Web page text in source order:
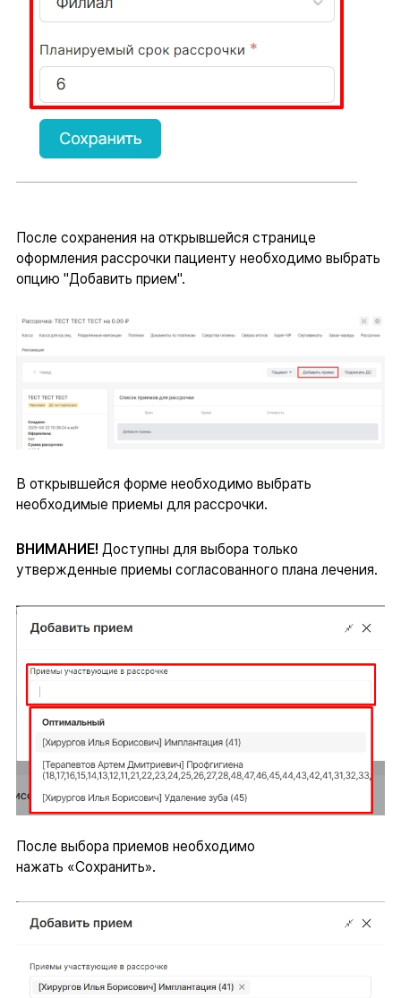
После сохранения на открывшейся странице
оформления рассрочки пациенту необходимо выбрать
опцию "Добавить прием".
В открывшейся форме необходимо выбрать
необходимые приемы для рассрочки.
ВНИМАНИЕ! Доступны для выбора только
утвержденные приемы согласованного плана лечения.
После выбора приемов необходимо
нажать «Сохранить».